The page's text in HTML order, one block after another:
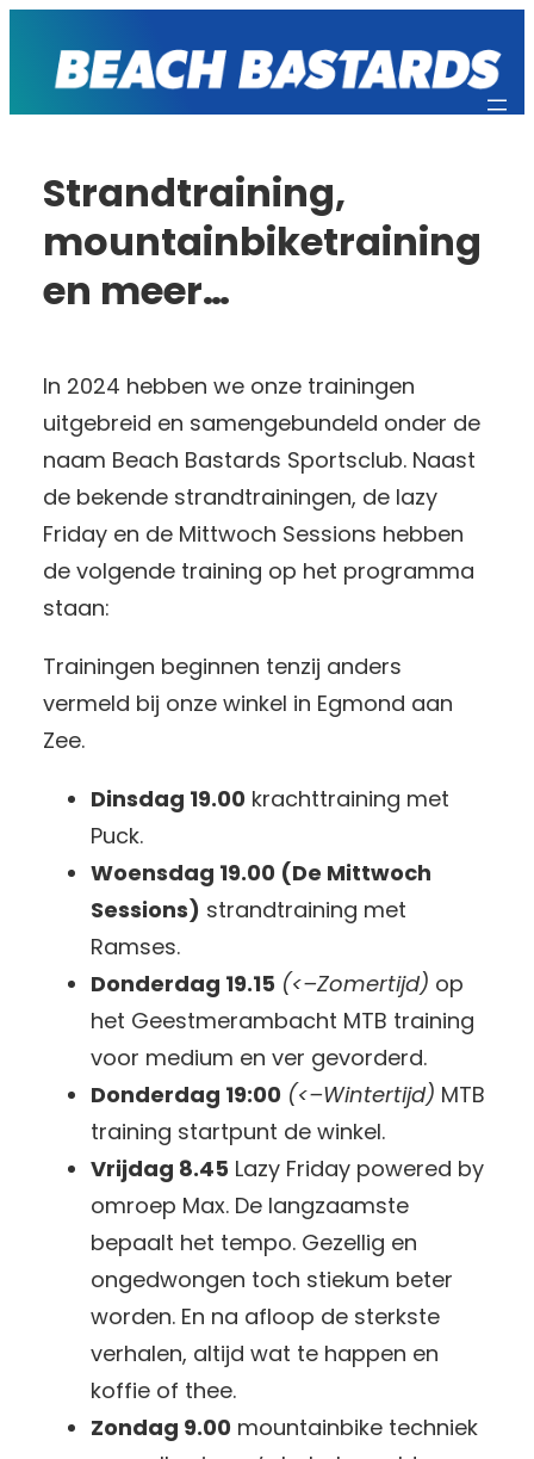
naar
Strandtraining,
mountainbiketraining
en meer…
In 2024 hebben we onze trainingen
uitgebreid en samengebundeld onder de
naam Beach Bastards Sportsclub. Naast
de bekende strandtrainingen, de lazy
Friday en de Mittwoch Sessions hebben
de volgende training op het programma
staan:
Trainingen beginnen tenzij anders
vermeld bij onze winkel in Egmond aan
Zee.
Dinsdag 19.00 krachttraining met
Puck.
Woensdag 19.00 (De Mittwoch
Sessions) strandtraining met
Ramses.
Donderdag 19.15 (<–Zomertijd) op
het Geestmerambacht MTB training
voor medium en ver gevorderd.
Donderdag 19:00 (<–Wintertijd) MTB
training startpunt de winkel.
Vrijdag 8.45 Lazy Friday powered by
omroep Max. De langzaamste
bepaalt het tempo. Gezellig en
ongedwongen toch stiekum beter
worden. En na afloop de sterkste
verhalen, altijd wat te happen en
koffie of thee.
Zondag 9.00 mountainbike techniek